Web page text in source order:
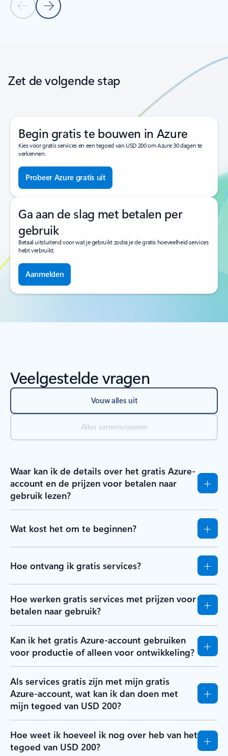
Vorige diaVolgende dia
Zet de volgende stap
Begin gratis te bouwen in Azure
Kies voor gratis services en een tegoed van USD 200 om Azure 30 dagen te
verkennen.
Probeer Azure gratis uit
Ga aan de slag met betalen per
gebruik
Betaal uitsluitend voor wat je gebruikt zodra je de gratis hoeveelheid services
hebt verbruikt.
Aanmelden
Veelgestelde vragen
Vouw alles uit
Alles samenvouwen
Waar kan ik de details over het gratis Azure-
account en de prijzen voor betalen naar
gebruik lezen?
Wat kost het om te beginnen?
Hoe ontvang ik gratis services?
Hoe werken gratis services met prijzen voor
betalen naar gebruik?
Kan ik het gratis Azure-account gebruiken
voor productie of alleen voor ontwikkeling?
Als services gratis zijn met mijn gratis
Azure-account, wat kan ik dan doen met
mijn tegoed van USD 200?
Hoe weet ik hoeveel ik nog over heb van het
tegoed van USD 200?